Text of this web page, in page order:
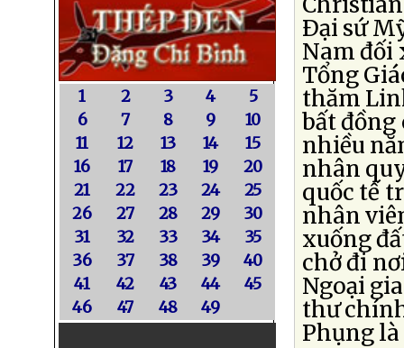
1 2 3 4
5
6
7 8 9
10
11
12 13 14
15
16
17 18 19
20
21
22 23 24
25
26
27 28 29
30
31
32 33 34
35
36
37 38 39
40
41
42 43 44
45
46
47 48 49
Ðại sứ
Nam đối
Tổng
thăm
bất
nhiều
nhân
quốc tế
nhân
xuống
chở đi
Ngoại
thư
Phụng là